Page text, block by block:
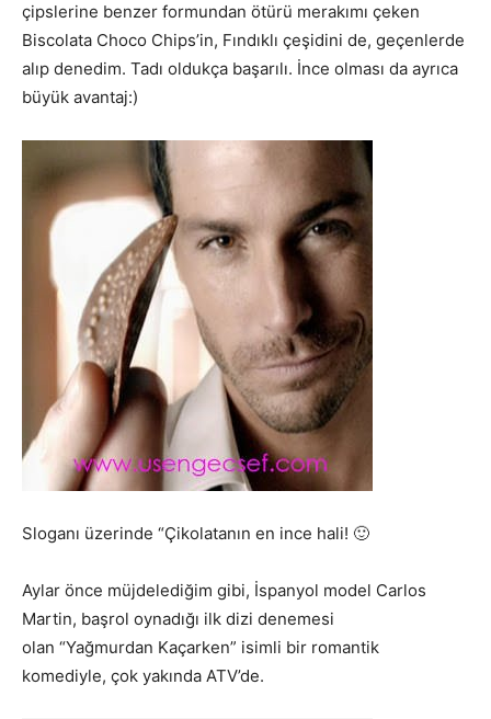
çipslerine benzer formundan ötürü merakımı çeken
Biscolata Choco Chips’in, Fındıklı çeşidini de, geçenlerde
alıp denedim. Tadı oldukça başarılı. İnce olması da ayrıca
büyük avantaj:)
Sloganı üzerinde “Çikolatanın en ince hali! 🙂
Aylar önce müjdelediğim gibi, İspanyol model Carlos
Martin, başrol oynadığı ilk dizi denemesi
olan “Yağmurdan Kaçarken” isimli bir romantik
komediyle, çok yakında ATV’de.